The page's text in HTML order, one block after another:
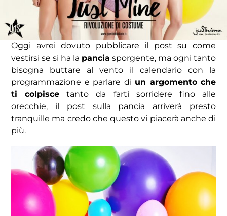
Oggi avrei dovuto pubblicare il post su come
vestirsi se si ha la pancia sporgente, ma ogni tanto
bisogna buttare al vento il calendario con la
programmazione e parlare di un argomento che
ti colpisce tanto da farti sorridere fino alle
orecchie, il post sulla pancia arriverà presto
tranquille ma credo che questo vi piacerà anche di
più.